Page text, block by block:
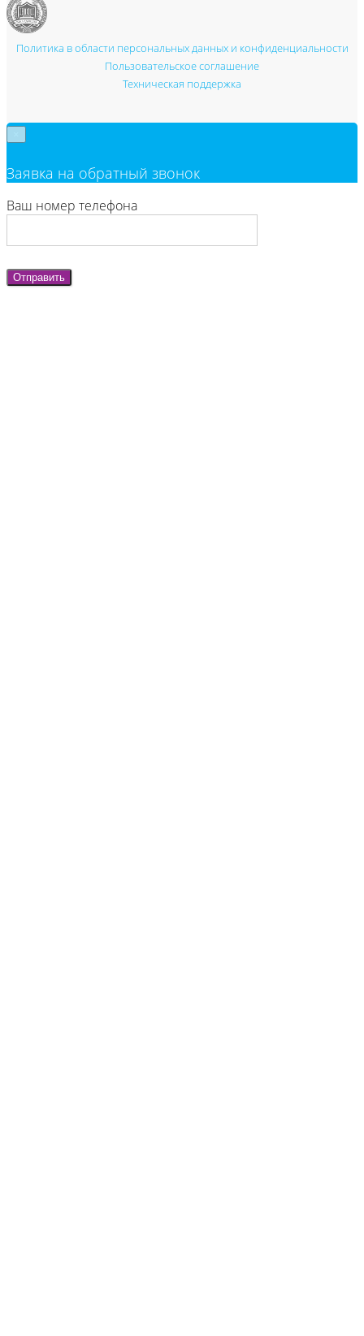
Политика в области персональных данных и конфиденциальности
Пользовательское соглашение
Техническая поддержка
Заявка на обратный звонок
Ваш номер телефона
Отправить